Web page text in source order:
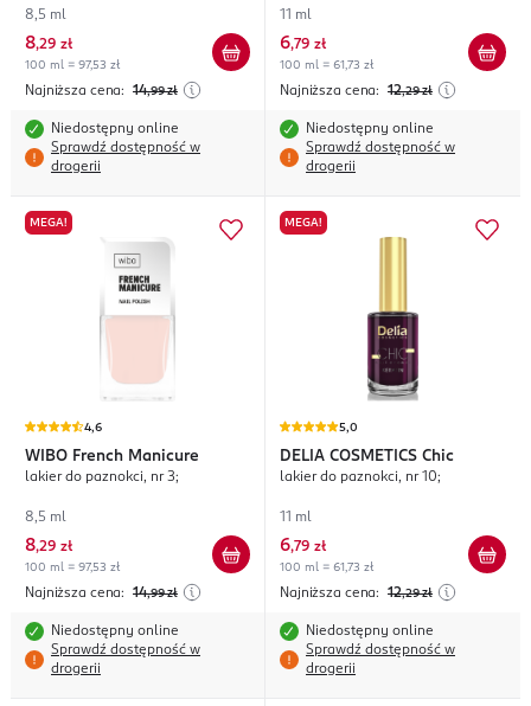
8,5 ml
8,29 zł
100 ml = 97,53 zł
Najniższa cena: 14,99 zł
Niedostępny online
Sprawdź dostępność w
drogerii
11 ml
6,79 zł
100 ml = 61,73 zł
Najniższa cena: 12,29 zł
Niedostępny online
Sprawdź dostępność w
drogerii
MEGA!
4,6
WIBO French Manicure
lakier do paznokci, nr 3;
8,5 ml
8,29 zł
100 ml = 97,53 zł
Najniższa cena: 14,99 zł
Niedostępny online
Sprawdź dostępność w
drogerii
MEGA!
5,0
DELIA COSMETICS Chic
lakier do paznokci, nr 10;
11 ml
6,79 zł
100 ml = 61,73 zł
Najniższa cena: 12,29 zł
Niedostępny online
Sprawdź dostępność w
drogerii